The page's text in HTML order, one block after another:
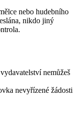
nebo hudebního
nikdo jiný
nemůžeš
nevyřízené žádosti